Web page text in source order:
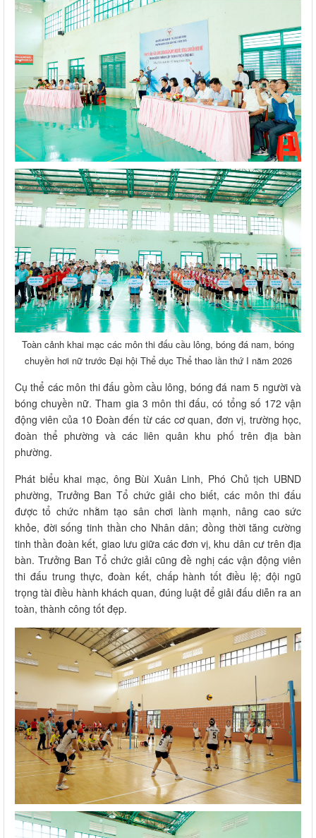
Toàn cảnh khai mạc các môn thi đấu cầu lông, bóng đá nam, bóng
chuyền hơi nữ trước Đại hội Thể dục Thể thao lần thứ I năm 2026
Cụ thể các môn thi đấu gồm cầu lông, bóng đá nam 5 người và
bóng chuyền nữ. Tham gia 3 môn thi đấu, có tổng số 172 vận
động viên của 10 Đoàn đến từ các cơ quan, đơn vị, trường học,
đoàn thể phường và các liên quân khu phố trên địa bàn
phường.
Phát biểu khai mạc, ông Bùi Xuân Linh, Phó Chủ tịch UBND
phường, Trưởng Ban Tổ chức giải cho biết, các môn thi đấu
được tổ chức nhằm tạo sân chơi lành mạnh, nâng cao sức
khỏe, đời sống tinh thần cho Nhân dân; đồng thời tăng cường
tinh thần đoàn kết, giao lưu giữa các đơn vị, khu dân cư trên địa
bàn. Trưởng Ban Tổ chức giải cũng đề nghị các vận động viên
thi đấu trung thực, đoàn kết, chấp hành tốt điều lệ; đội ngũ
trọng tài điều hành khách quan, đúng luật để giải đấu diễn ra an
toàn, thành công tốt đẹp.